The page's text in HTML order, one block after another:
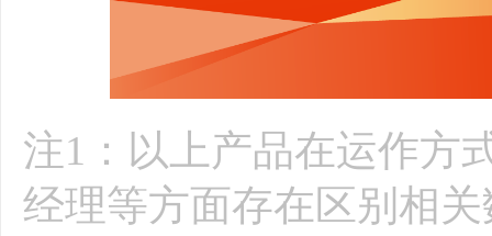
注1：以上产品在运作方
经理等方面存在区别相